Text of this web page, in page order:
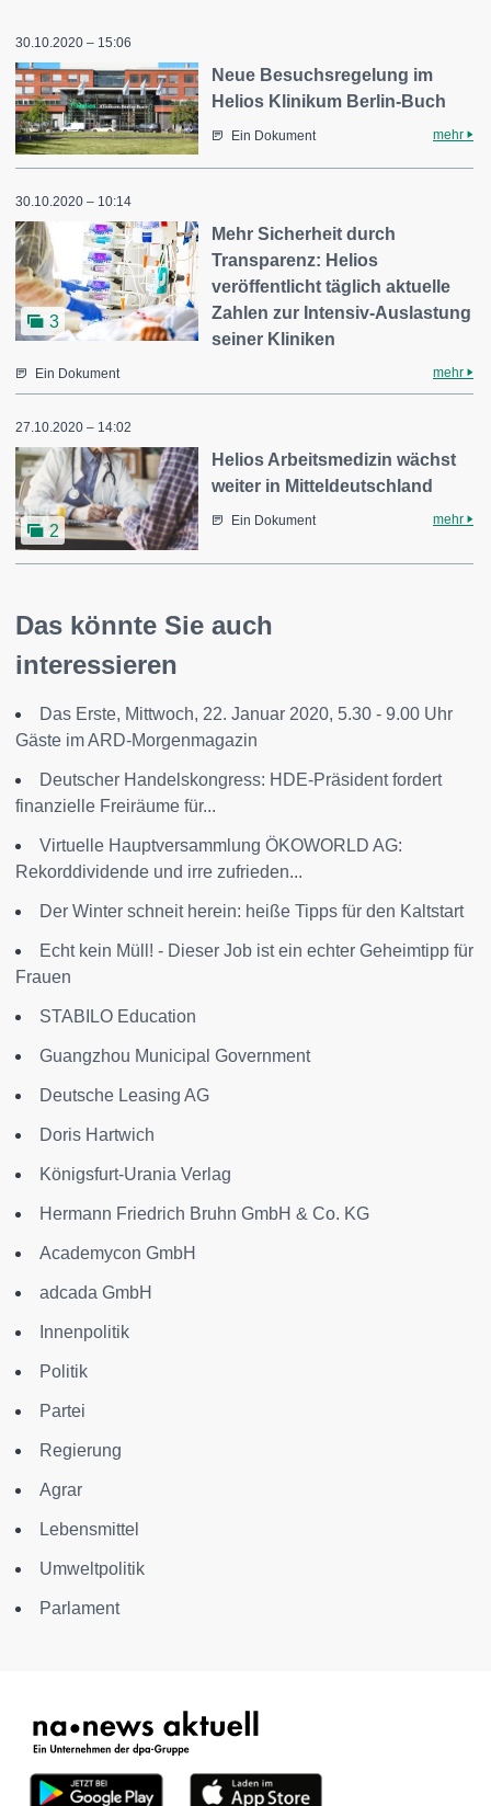
30.10.2020 – 15:06
Neue Besuchsregelung im
Helios Klinikum Berlin-Buch
Ein Dokument mehr
30.10.2020 – 10:14
3
Mehr Sicherheit durch
Transparenz: Helios
veröffentlicht täglich aktuelle
Zahlen zur Intensiv-Auslastung
seiner Kliniken
Ein Dokument mehr
27.10.2020 – 14:02
2
Helios Arbeitsmedizin wächst
weiter in Mitteldeutschland
Ein Dokument mehr
Das könnte Sie auch
interessieren
Das Erste, Mittwoch, 22. Januar 2020, 5.30 - 9.00 Uhr
Gäste im ARD-Morgenmagazin
Deutscher Handelskongress: HDE-Präsident fordert
finanzielle Freiräume für...
Virtuelle Hauptversammlung ÖKOWORLD AG:
Rekorddividende und irre zufrieden...
Der Winter schneit herein: heiße Tipps für den Kaltstart
Echt kein Müll! - Dieser Job ist ein echter Geheimtipp für
Frauen
STABILO Education
Guangzhou Municipal Government
Deutsche Leasing AG
Doris Hartwich
Königsfurt-Urania Verlag
Hermann Friedrich Bruhn GmbH & Co. KG
Academycon GmbH
adcada GmbH
Innenpolitik
Politik
Partei
Regierung
Agrar
Lebensmittel
Umweltpolitik
Parlament